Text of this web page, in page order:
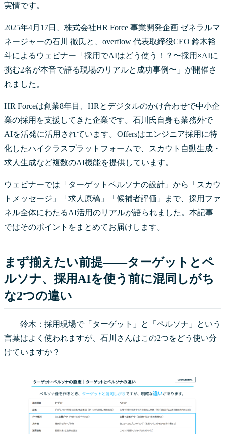
実情です。
2025年4月17日、株式会社HR Force 事業開発企画 ゼネラルマ
ネージャーの石川 徹氏と、overflow 代表取締役CEO 鈴木裕
斗によるウェビナー「採用でAIはどう使う！？〜採用×AIに
挑む2名が本音で語る現場のリアルと成功事例〜」が開催さ
れました。
HR Forceは創業8年目、HRとデジタルのかけ合わせで中小企
業の採用を支援してきた企業です。石川氏自身も業務外で
AIを活発に活用されています。Offersはエンジニア採用に特
化したハイクラスプラットフォームで、スカウト自動生成・
求人生成など複数のAI機能を提供しています。
ウェビナーでは「ターゲットペルソナの設計」から「スカウ
トメッセージ」「求人原稿」「候補者評価」まで、採用ファ
ネル全体にわたるAI活用のリアルが語られました。本記事
ではそのポイントをまとめてお届けします。
まず揃えたい前提——ターゲットとペ
ルソナ、採用AIを使う前に混同しがち
な2つの違い
――鈴木：採用現場で「ターゲット」と「ペルソナ」という
言葉はよく使われますが、石川さんはこの2つをどう使い分
けていますか？